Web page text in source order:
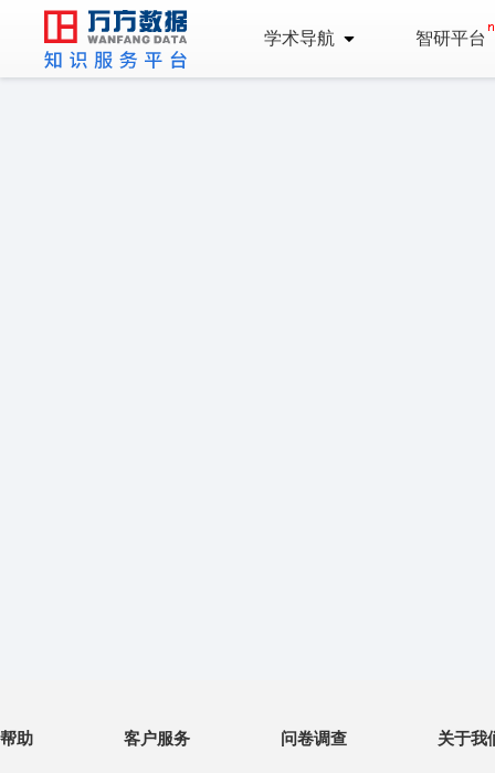
学术导航 智研平台
帮助 客户服务 问卷调查 关于我